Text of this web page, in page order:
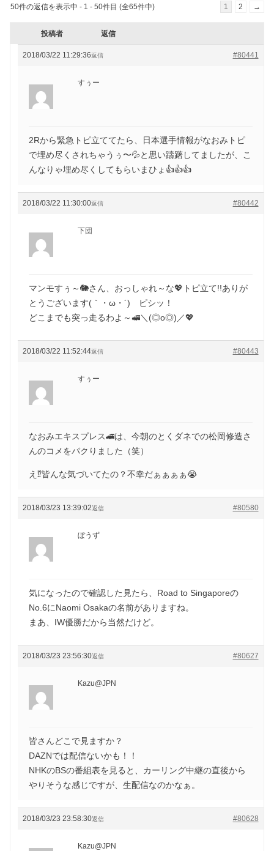
50件の返信を表示中 - 1 - 50件目 (全65件中) 1 2 →
投稿者 返信
2018/03/22 11:29:36 #80441
返信
すぅー
2Rから緊急トピ立ててたら、日本選手情報がなおみトピ
で埋め尽くされちゃうぅ〜💦と思い躊躇してましたが、こ
んなりゃ埋め尽くしてもらいまひょ👍👍👍
2018/03/22 11:30:00 #80442
返信
下団
マンモすぅ～🐘さん、おっしゃれ～な💖トピ立て!!ありが
とうございます(｀・ω・´)ゞピシッ！
どこまでも突っ走るわよ～🚅＼(◎o◎)／💖
2018/03/22 11:52:44 #80443
返信
すぅー
なおみエキスプレス🚄は、今朝のとくダネでの松岡修造さ
んのコメをパクりました（笑）
え⁉︎皆んな気づいてたの？不幸だぁぁぁぁ😭
2018/03/23 13:39:02 #80580
返信
ぼうず
気になったので確認した見たら、Road to Singaporeの
No.6にNaomi Osakaの名前がありますね。
まあ、IW優勝だから当然だけど。
2018/03/23 23:56:30 #80627
返信
Kazu@JPN
皆さんどこで見ますか？
DAZNでは配信ないかも！！
NHKのBSの番組表を見ると、カーリング中継の直後から
やりそうな感じですが、生配信なのかなぁ。
2018/03/23 23:58:30 #80628
返信
Kazu@JPN